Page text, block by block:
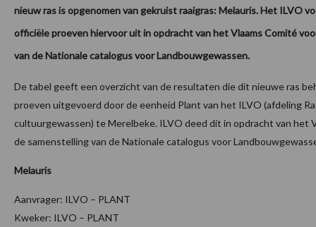
nieuw ras is opgenomen van gekruist raaigras: Melauris. Het ILVO
officiële proeven hiervoor uit in opdracht van het Vlaams Comité
van de Nationale catalogus voor Landbouwgewassen.
De tabel geeft een overzicht van de resultaten die dit nieuwe ras
proeven uitgevoerd door de eenheid Plant van het ILVO (afdeling
cultuurgewassen) te Merelbeke. ILVO deed dit in opdracht van het
de samenstelling van de Nationale catalogus voor
Melauris
Aanvrager: ILVO – PLANT
Kweker: ILVO – PLANT